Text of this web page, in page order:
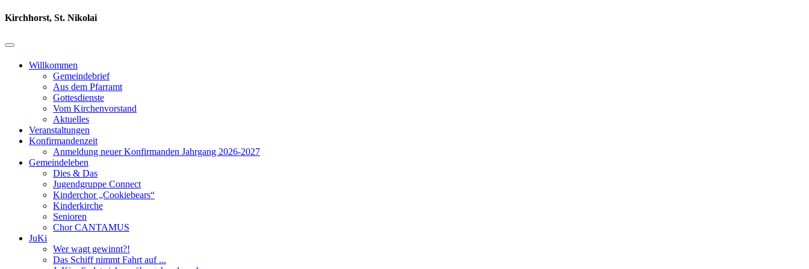
Kirchhorst, St. Nikolai
Willkommen
Gemeindebrief
Aus dem Pfarramt
Gottesdienste
Vom Kirchenvorstand
Aktuelles
Veranstaltungen
Konfirmandenzeit
Anmeldung neuer Konfirmanden Jahrgang 2026-2027
Gemeindeleben
Dies & Das
Jugendgruppe Connect
Kinderchor „Cookiebears“
Kinderkirche
Senioren
Chor CANTAMUS
JuKi
Wer wagt gewinnt?!
Das Schiff nimmt Fahrt auf ...